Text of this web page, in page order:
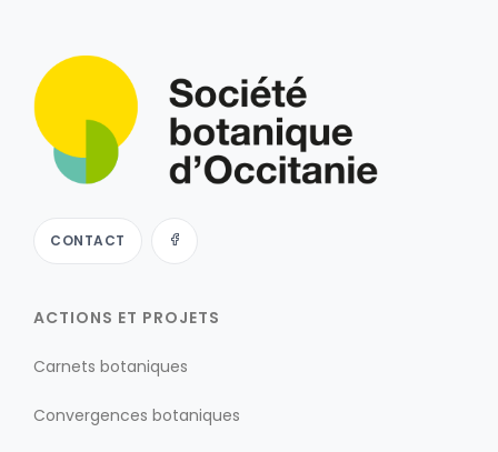
CONTACT
ACTIONS ET PROJETS
Carnets botaniques
Convergences botaniques